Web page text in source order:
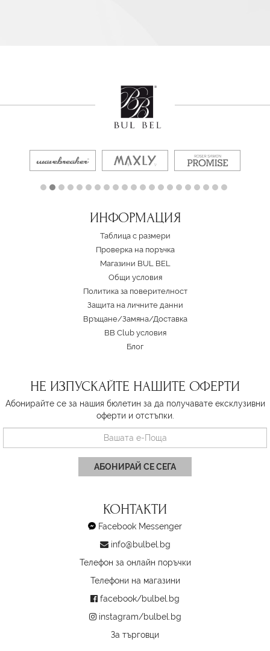
ИНФОРМАЦИЯ
Таблица с размери
Проверка на поръчка
Магазини BUL BEL
Oбщи условия
Политика за поверителност
Защита на личните данни
Връщане/Замяна/Доставка
BB Club условия
Блог
НЕ ИЗПУСКАЙТЕ НАШИТЕ ОФЕРТИ
Абонирайте се за нашия бюлетин за да получавате ексклузивни
оферти и отстъпки.
АБОНИРАЙ СЕ СЕГА
КОНТАКТИ
Facebook Messenger
info@bulbel.bg
Телефон за онлайн поръчки
Телефони на магазини
facebook/bulbel.bg
instagram/bulbel.bg
За търговци